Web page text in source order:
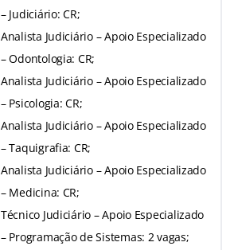
– Judiciário: CR;
Analista Judiciário – Apoio Especializado
– Odontologia: CR;
Analista Judiciário – Apoio Especializado
– Psicologia: CR;
Analista Judiciário – Apoio Especializado
– Taquigrafia: CR;
Analista Judiciário – Apoio Especializado
– Medicina: CR;
Técnico Judiciário – Apoio Especializado
– Programação de Sistemas: 2 vagas;